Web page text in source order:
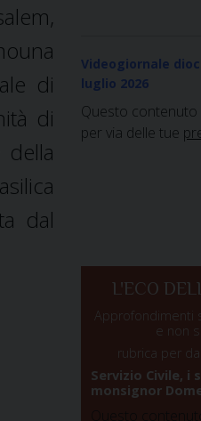
di
di
della
dal
Videogiornale
luglio 2026
Questo contenuto
per via delle tue
L'ECO
Approfondimenti
e non
rubrica per
Servizio Civile, i
monsignor